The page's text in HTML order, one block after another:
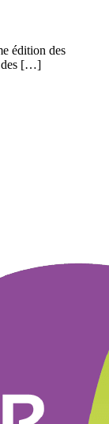
édition des
des […]